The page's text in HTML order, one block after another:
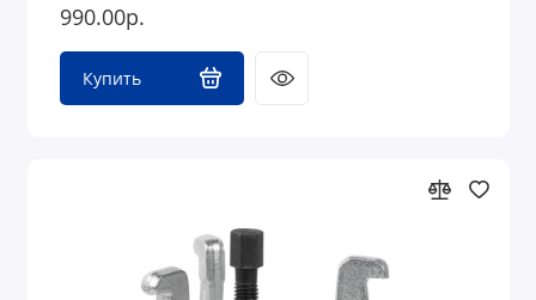
990.00р.
Купить